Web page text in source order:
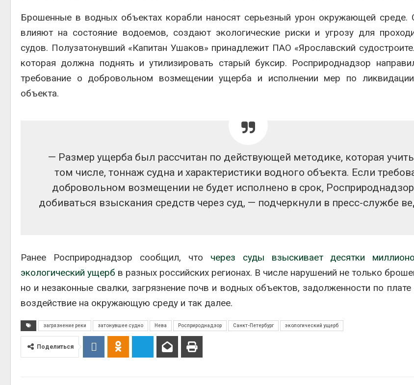
Брошенные в водных объектах корабли наносят серьезный урон окружающей среде.
влияют на состояние водоемов, создают экологические риски и угрозу для
судов. Полузатонувший «Капитан Ушаков» принадлежит ПАО «Ярославский
которая должна поднять и утилизировать старый буксир. Росприроднадзор
требование о добровольном возмещении ущерба и исполнении мер по ликвидации
объекта.
— Размер ущерба был рассчитан по действующей методике, которая
том числе, тоннаж судна и характеристики водного объекта. Если
добровольном возмещении не будет исполнено в срок,
добиваться взыскания средств через суд, — подчеркнули в пресс-службе
Ранее Росприроднадзор сообщил, что через суды взыскивает десятки
экологический ущерб в разных российских регионах. В числе нарушений не только
но и незаконные свалки, загрязнение почв и водных объектов, задолженности по плате
воздействие на окружающую среду и так далее.
загрязнение реки затонувшее судно Нева Росприроднадзор Санкт-Петербург экологический ущерб
Поделиться